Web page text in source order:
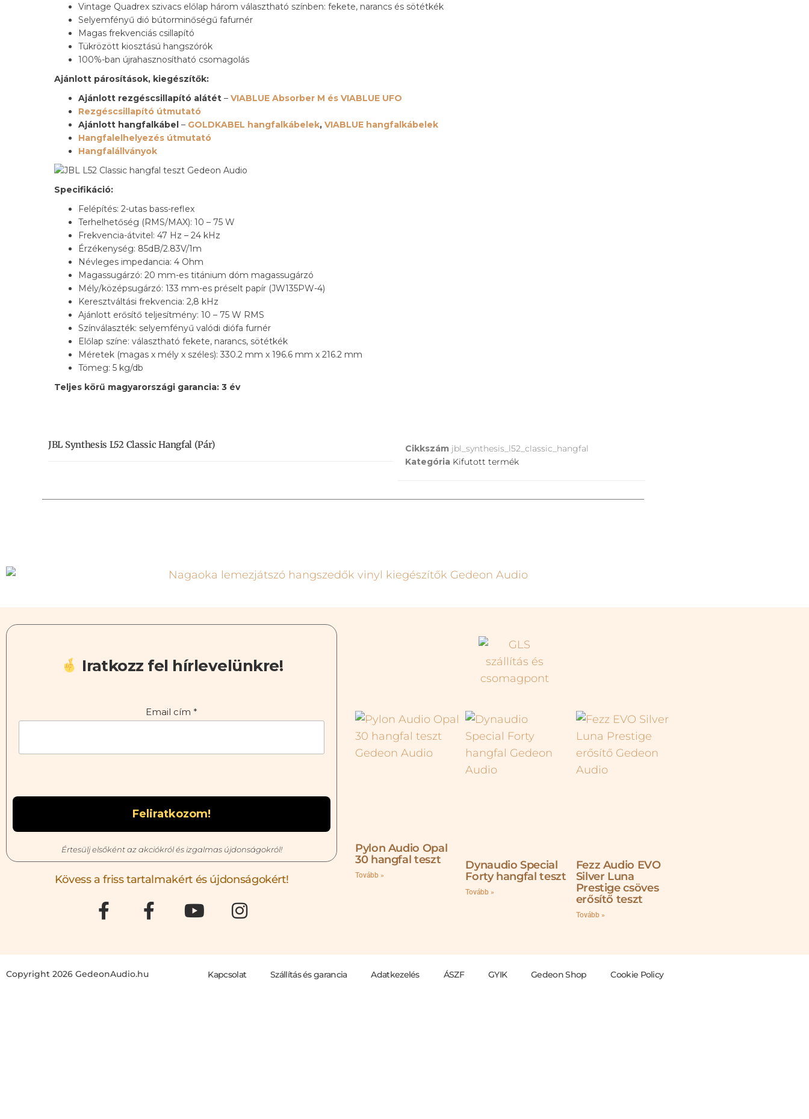
Vintage Quadrex szivacs előlap három választható színben: fekete, narancs és sötétkék
Selyemfényű dió bútorminőségű fafurnér
Magas frekvenciás csillapító
Tükrözött kiosztású hangszórók
100%-ban újrahasznosítható csomagolás
Ajánlott párosítások, kiegészítők:
Ajánlott rezgéscsillapító alátét – VIABLUE Absorber M és VIABLUE UFO
Rezgéscsillapító útmutató
Ajánlott hangfalkábel – GOLDKABEL hangfalkábelek, VIABLUE hangfalkábelek
Hangfalelhelyezés útmutató
Hangfalállványok
Specifikáció:
Felépítés: 2-utas bass-reflex
Terhelhetőség (RMS/MAX): 10 – 75 W
Frekvencia-átvitel: 47 Hz – 24 kHz
Érzékenység: 85dB/2.83V/1m
Névleges impedancia: 4 Ohm
Magassugárzó: 20 mm-es titánium dóm magassugárzó
Mély/középsugárzó: 133 mm-es préselt papír (JW135PW-4)
Keresztváltási frekvencia: 2,8 kHz
Ajánlott erősítő teljesítmény: 10 – 75 W RMS
Színválaszték: selyemfényű valódi diófa furnér
Előlap színe: választható fekete, narancs, sötétkék
Méretek (magas x mély x széles): 330.2 mm x 196.6 mm x 216.2 mm
Tömeg: 5 kg/db
Teljes körű magyarországi garancia: 3 év
JBL Synthesis L52 Classic Hangfal (pár) Cikkszám jbl_synthesis_l52_classic_hangfal
Kategória Kifutott termék
Iratkozz fel hírlevelünkre!
Email cím *
Értesülj elsőként az akciókról és izgalmas újdonságokról!
Kövess a friss tartalmakért és újdonságokért!
Pylon Audio Opal
30 hangfal teszt
Tovább »
Dynaudio Special
Forty hangfal teszt
Tovább »
Fezz Audio EVO
Silver Luna
Prestige csöves
erősítő teszt
Tovább »
Copyright 2026 GedeonAudio.hu Kapcsolat Szállítás és garancia Adatkezelés ÁSZF GYIK Gedeon Shop Cookie Policy